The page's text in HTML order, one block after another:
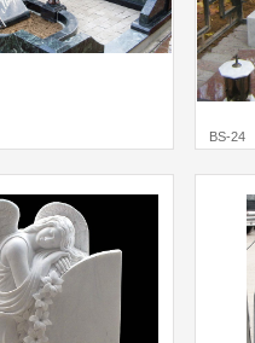
BS-24